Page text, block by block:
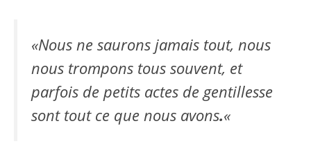
«Nous ne saurons jamais tout, nous
nous trompons tous souvent, et
parfois de petits actes de gentillesse
sont tout ce que nous avons.«